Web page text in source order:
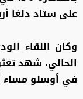
على ستاد دلغا
وكان اللقاء
في أوسلو مساء